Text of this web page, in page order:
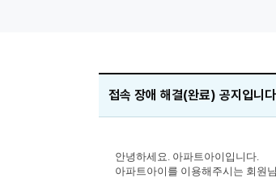
접속 장애 해결(완료) 공지입니
안녕하세요. 아파트아이입니다.
아파트아이를 이용해주시는 회원